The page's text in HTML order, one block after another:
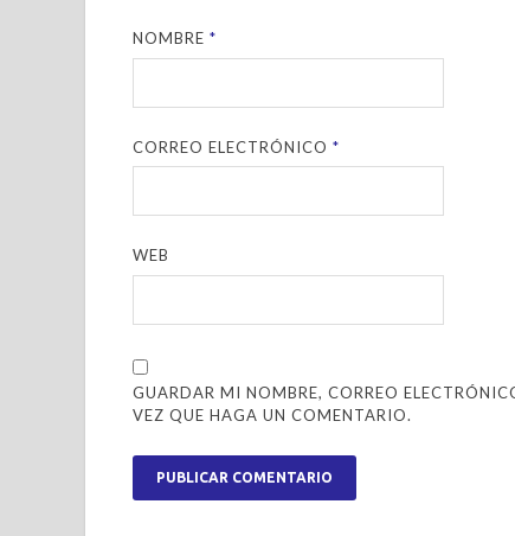
NOMBRE*
CORREO ELECTRÓNICO*
WEB
GUARDAR MI NOMBRE, CORREO
VEZ QUE HAGA UN COMENTARIO.